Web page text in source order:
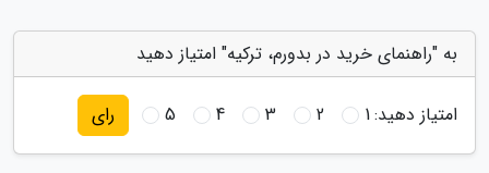
به "راهنمای خرید در بدورم، ترکیه" امتیاز دهید
امتیاز دهید:1
2
3
4
5 رای